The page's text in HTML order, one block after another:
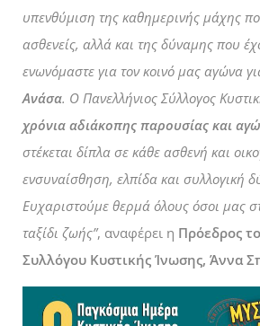
υπενθύμιση της καθημερινής μάχης
ασθενείς, αλλά και της δύναμης που
ενωνόμαστε για τον κοινό μας αγώνα
Ανάσα. Ο Πανελλήνιος Σύλλογος
χρόνια αδιάκοπης παρουσίας και
στέκεται δίπλα σε κάθε ασθενή και
ενσυναίσθηση, ελπίδα και συλλογική
Ευχαριστούμε θερμά όλους όσοι μας
ταξίδι ζωής”, αναφέρει η Πρόεδρος
Συλλόγου Κυστικής Ίνωσης, Άννα